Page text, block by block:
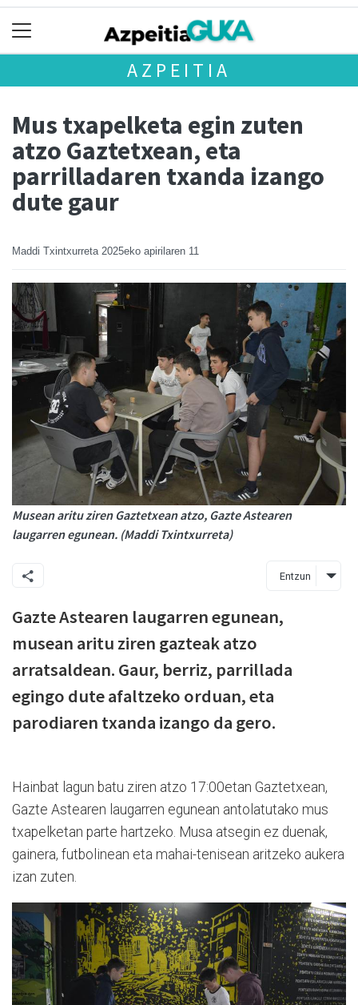
AZPEITIA
Mus txapelketa egin zuten
atzo Gaztetxean, eta
parrilladaren txanda izango
dute gaur
Maddi Txintxurreta 2025eko apirilaren 11
Musean aritu ziren Gaztetxean atzo, Gazte Astearen
laugarren egunean. (Maddi Txintxurreta)
Entzun
Gazte Astearen laugarren egunean,
musean aritu ziren gazteak atzo
arratsaldean. Gaur, berriz, parrillada
egingo dute afaltzeko orduan, eta
parodiaren txanda izango da gero.
Hainbat lagun batu ziren atzo 17:00etan Gaztetxean,
Gazte Astearen laugarren egunean antolatutako mus
txapelketan parte hartzeko. Musa atsegin ez duenak,
gainera, futbolinean eta mahai-tenisean aritzeko aukera
izan zuten.